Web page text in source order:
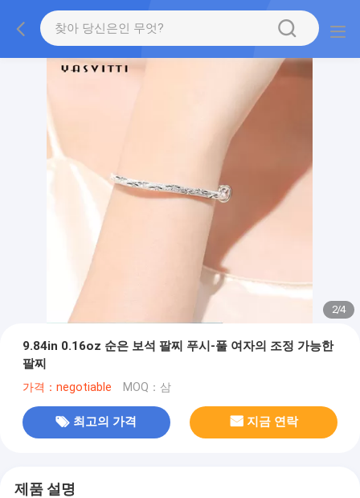
2/4
9.84in 0.16oz 순은 보석 팔찌 푸시-풀 여자의 조정 가능한
팔찌
가격：negotiable MOQ：삼
최고의 가격 지금 연락
제품 설명